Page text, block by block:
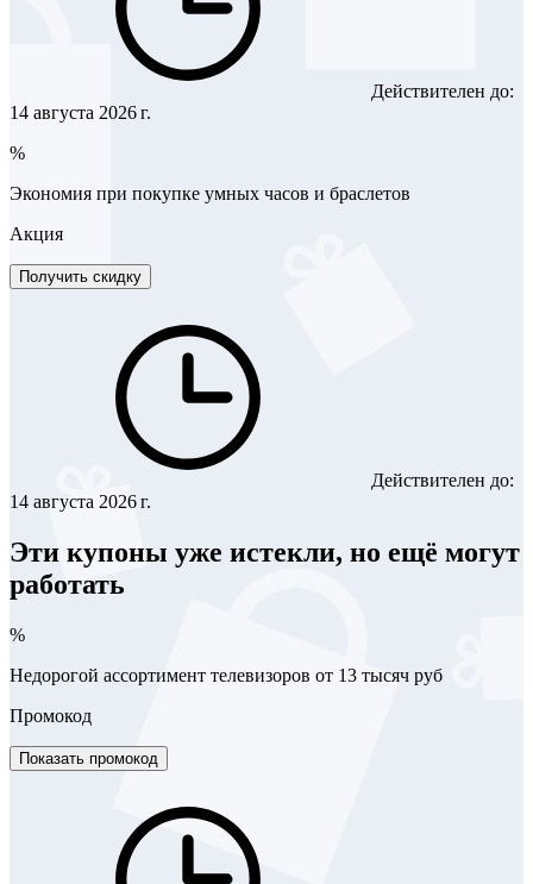
Действителен до:
14 августа 2026 г.
%
Экономия при покупке умных часов и браслетов
Акция
Получить скидку
Действителен до:
14 августа 2026 г.
Эти купоны уже истекли, но ещё могут
работать
%
Недорогой ассортимент телевизоров от 13 тысяч руб
Промокод
Показать промокод